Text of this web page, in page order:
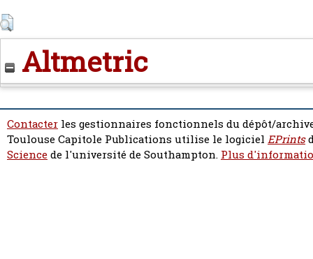
Altmetric
Contacter les gestionnaires fonctionnels du dépôt/
Toulouse Capitole Publications utilise le logiciel EPrints
Sciencede l'université de Southampton. Plus